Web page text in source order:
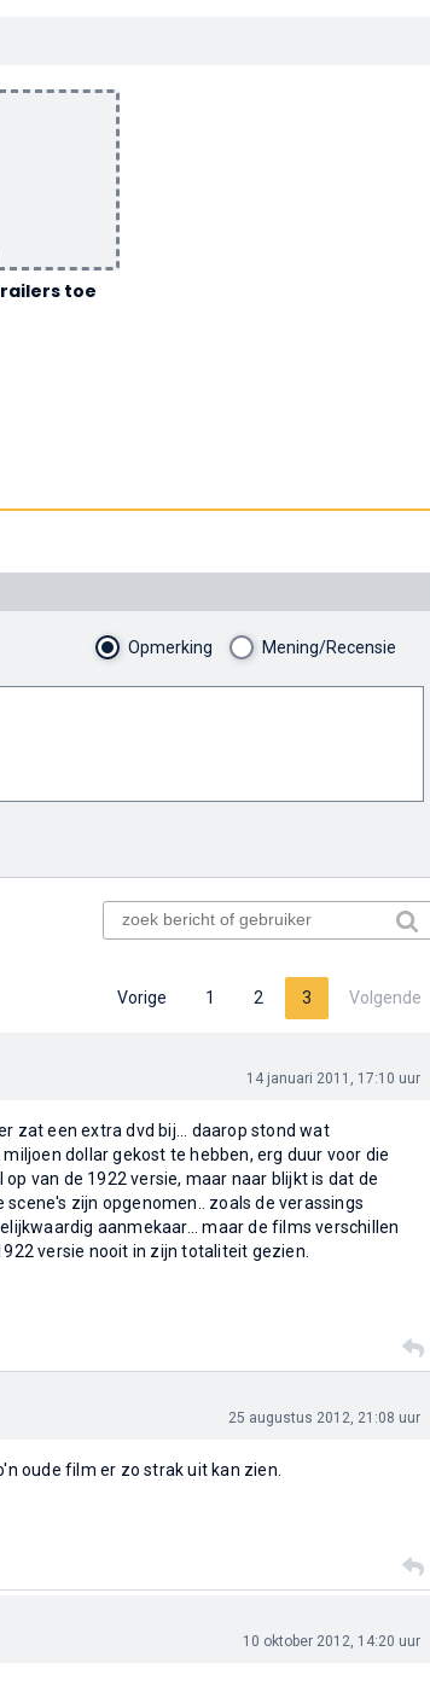
toe
Opmerking Mening/Recensie
Vorige 1 2 3 Volgende
14 januari 2011, 17:10 uur
zat een extra dvd bij... daarop stond wat
dollar gekost te hebben, erg duur voor die
van de 1922 versie, maar naar blijkt is dat de
zijn opgenomen.. zoals de verassings
aanmekaar... maar de films verschillen
versie nooit in zijn totaliteit gezien.
25 augustus 2012, 21:08 uur
oude film er zo strak uit kan zien.
10 oktober 2012, 14:20 uur